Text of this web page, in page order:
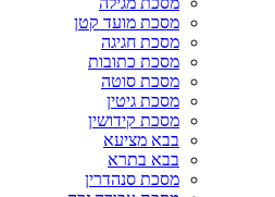
מסכת מועד קטן
מסכת חגיגה
מסכת כתובות
מסכת סוטה
מסכת גיטין
מסכת קידושין
בבא מציעא
בבא בתרא
מסכת סנהדרין